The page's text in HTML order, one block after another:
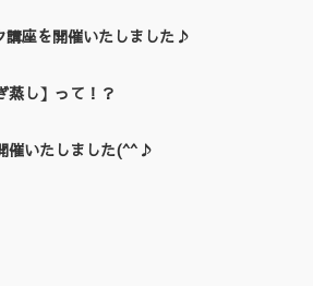
座を開催いたしました♪
蒸し】って！？
催いたしました(^^♪